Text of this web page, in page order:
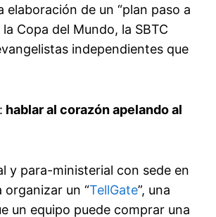
de un “plan paso a
Copa del Mundo, la SBTC
independientes que
hablar al corazón apelando al
y para-ministerial con sede en
organizar un “TellGate”, una
un equipo puede comprar una